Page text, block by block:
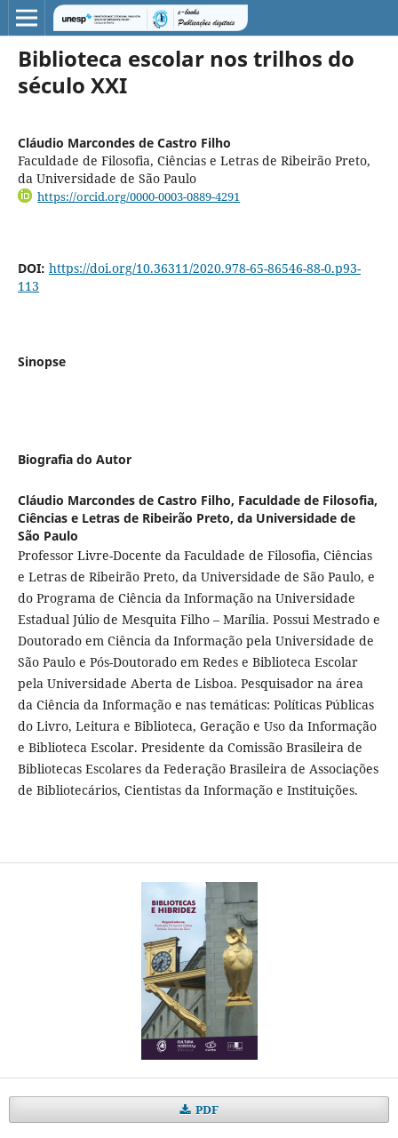
Biblioteca escolar nos trilhos do
século XXI
Cláudio Marcondes de Castro Filho
Faculdade de Filosofia, Ciências e Letras de Ribeirão Preto,
da Universidade de São Paulo
https://orcid.org/0000-0003-0889-4291
DOI: https://doi.org/10.36311/2020.978-65-86546-88-0.p93-
113
Sinopse
Biografia do Autor
Cláudio Marcondes de Castro Filho, Faculdade de Filosofia,
Ciências e Letras de Ribeirão Preto, da Universidade de
São Paulo
Professor Livre-Docente da Faculdade de Filosofia, Ciências
e Letras de Ribeirão Preto, da Universidade de São Paulo, e
do Programa de Ciência da Informação na Universidade
Estadual Júlio de Mesquita Filho – Marília. Possui Mestrado e
Doutorado em Ciência da Informação pela Universidade de
São Paulo e Pós-Doutorado em Redes e Biblioteca Escolar
pela Universidade Aberta de Lisboa. Pesquisador na área
da Ciência da Informação e nas temáticas: Políticas Públicas
do Livro, Leitura e Biblioteca, Geração e Uso da Informação
e Biblioteca Escolar. Presidente da Comissão Brasileira de
Bibliotecas Escolares da Federação Brasileira de Associações
de Bibliotecários, Cientistas da Informação e Instituições.
PDF